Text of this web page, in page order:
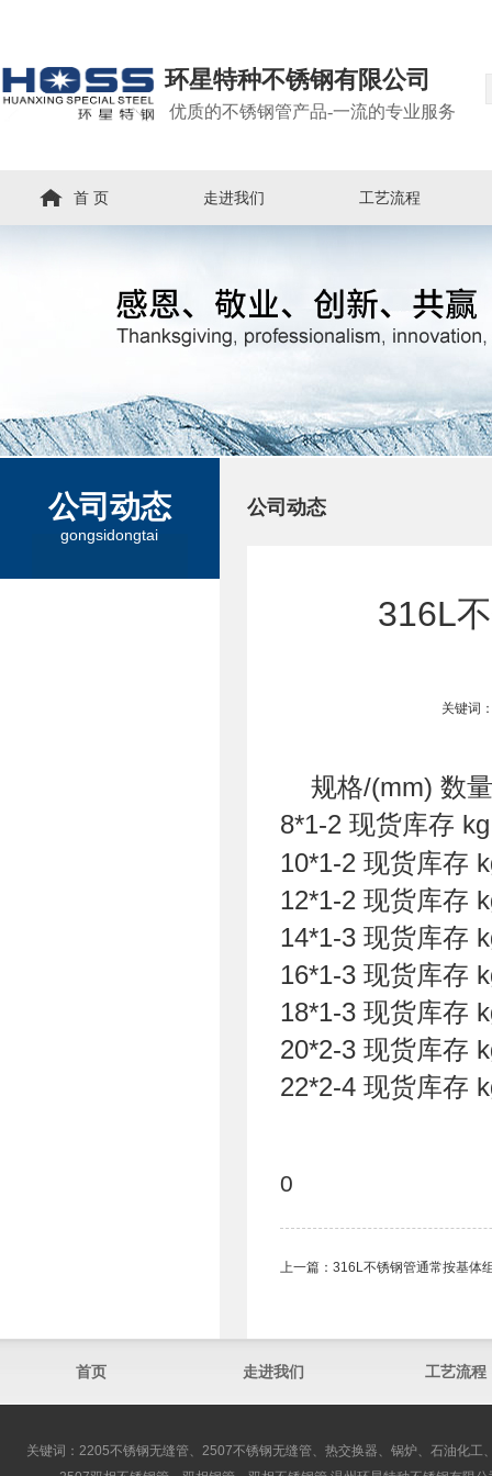
环星特种不锈钢有限公司
优质的不锈钢管产品-一流的专业服务
首 页 走进我们 工艺流程
公司动态
gongsidongtai
公司动态
316L
关键词
规格/(mm) 数
8*1-2 现货库存
10*1-2 现货库存
12*1-2 现货库存
14*1-3 现货库存
16*1-3 现货库
18*1-3 现货库
20*2-3 现货库
22*2-4 现货库存
0
上一篇： 316L不锈钢管通常按基体
首页 走进我们 工艺流程
关键词：2205不锈钢无缝管、2507不锈钢无缝管、热交换器、锅炉、石油化